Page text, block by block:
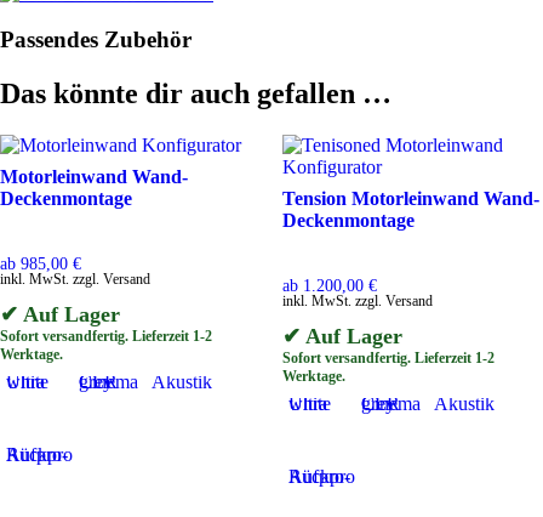
Passendes Zubehör
Das könnte dir auch gefallen …
Motorleinwand Wand-
Deckenmontage
ab 985,00 €
inkl. MwSt. zzgl. Versand
✔ Auf Lager
Sofort versandfertig. Lieferzeit 1-2
Werktage.
Ultra white Cinema grey CLR Akustik
Aufpro-Rückpro
Tension Motorleinwand Wand-
Deckenmontage
ab 1.200,00 €
inkl. MwSt. zzgl. Versand
✔ Auf Lager
Sofort versandfertig. Lieferzeit 1-2
Werktage.
Ultra white Cinema grey CLR Akustik
Aufpro-Rückpro